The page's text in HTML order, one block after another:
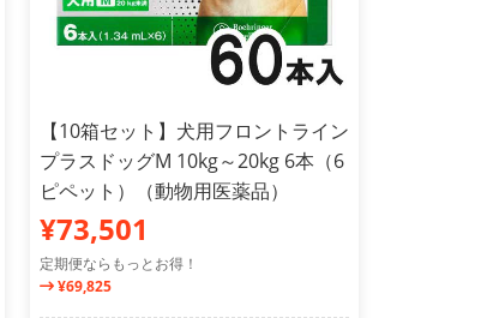
【10箱セット】犬用フロントライン
プラスドッグM 10kg～20kg 6本（6
ピペット）（動物用医薬品）
¥73,501
定期便ならもっとお得！
¥69,825